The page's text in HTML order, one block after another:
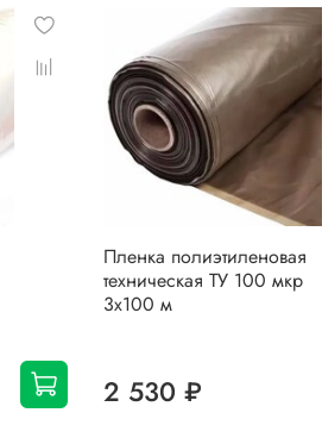
Пленка полиэтиленовая
техническая ТУ 100 мкр
3х100 м
2 530 ₽